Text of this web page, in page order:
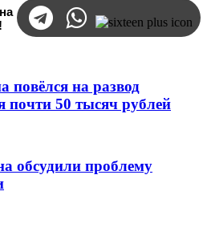
на развод
почти 50 тысяч рублей
обсудили проблему